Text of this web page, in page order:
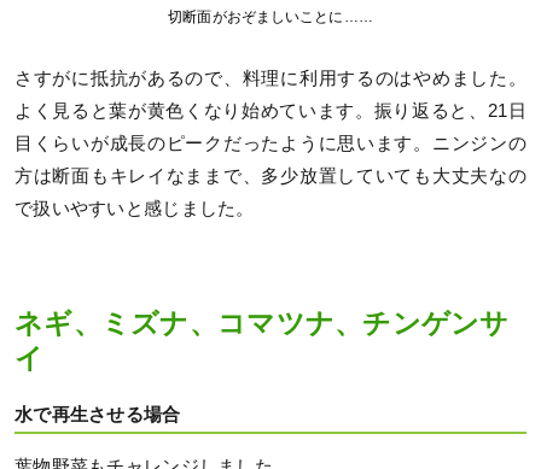
切断面がおぞましいことに……
さすがに抵抗があるので、料理に利用するのはやめました。
よく見ると葉が黄色くなり始めています。振り返ると、21日
目くらいが成長のピークだったように思います。ニンジンの
方は断面もキレイなままで、多少放置していても大丈夫なの
で扱いやすいと感じました。
ネギ、ミズナ、コマツナ、チンゲンサ
イ
水で再生させる場合